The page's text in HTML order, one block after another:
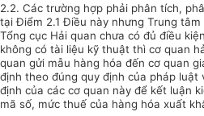
2.2. Các trường hợp phải phân tích,
tại Điểm 2.1 Điều này nhưng Trung
Tổng cục Hải quan chưa có đủ điều
không có tài liệu kỹ thuật thì cơ quan
quan gửi mẫu hàng hóa đến cơ quan
định theo đúng quy định của pháp luật
định của các cơ quan này để kết luận
mã số, mức thuế của hàng hóa xuất